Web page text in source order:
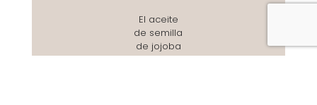
El aceite
de semilla
de jojoba
orgánico